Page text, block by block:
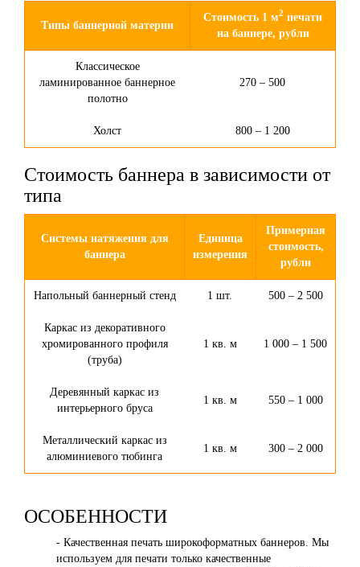
Типы баннерной материи
Стоимость 1 м2 печати
на баннере, рубли
Классическое
ламинированное баннерное
полотно
270 – 500
Холст 800 – 1 200
Стоимость баннера в зависимости от
типа
Системы натяжения для
баннера
Единица
измерения
Примерная
стоимость,
рубли
Напольный баннерный стенд 1 шт. 500 – 2 500
Каркас из декоративного
хромированного профиля
(труба)
1 кв. м 1 000 – 1 500
Деревянный каркас из
интерьерного бруса
1 кв. м 550 – 1 000
Металлический каркас из
алюминиевого тюбинга
1 кв. м 300 – 2 000
ОСОБЕННОСТИ
- Качественная печать широкоформатных баннеров. Мы
используем для печати только качественные